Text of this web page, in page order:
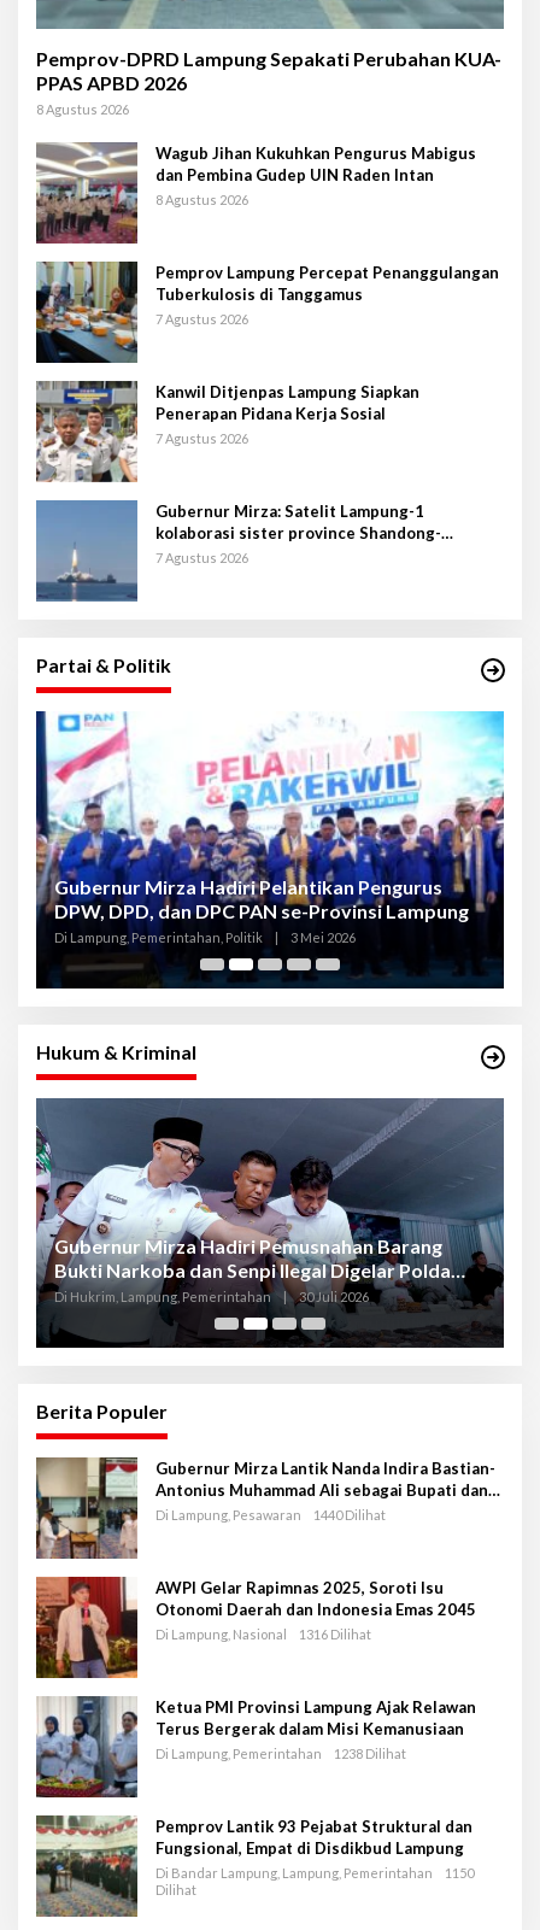
Pemprov-DPRD Lampung Sepakati Perubahan KUA-
PPAS APBD 2026
8 Agustus 2026
Wagub Jihan Kukuhkan Pengurus Mabigus
dan Pembina Gudep UIN Raden Intan
8 Agustus 2026
Pemprov Lampung Percepat Penanggulangan
Tuberkulosis di Tanggamus
7 Agustus 2026
Kanwil Ditjenpas Lampung Siapkan
Penerapan Pidana Kerja Sosial
7 Agustus 2026
Gubernur Mirza: Satelit Lampung-1
kolaborasi sister province Shandong-
Lampung
7 Agustus 2026
Partai & Politik
Gubernur Mirza Hadiri Pelantikan Pengurus
DPW, DPD, dan DPC PAN se-Provinsi Lampung
Di Lampung, Pemerintahan, Politik 3 Mei 2026
Hukum & Kriminal
Gubernur Mirza Hadiri Pemusnahan Barang
Bukti Narkoba dan Senpi Ilegal Digelar Polda
Lampung
Di Hukrim, Lampung, Pemerintahan 30 Juli 2026
Berita Populer
Gubernur Mirza Lantik Nanda Indira Bastian-
Antonius Muhammad Ali sebagai Bupati dan
Wakil Bupati Pesawaran Periode 2025-2030
Di Lampung, Pesawaran 1440 Dilihat
AWPI Gelar Rapimnas 2025, Soroti Isu
Otonomi Daerah dan Indonesia Emas 2045
Di Lampung, Nasional 1316 Dilihat
Ketua PMI Provinsi Lampung Ajak Relawan
Terus Bergerak dalam Misi Kemanusiaan
Di Lampung, Pemerintahan 1238 Dilihat
Pemprov Lantik 93 Pejabat Struktural dan
Fungsional, Empat di Disdikbud Lampung
Di Bandar Lampung, Lampung, Pemerintahan
1150
Dilihat